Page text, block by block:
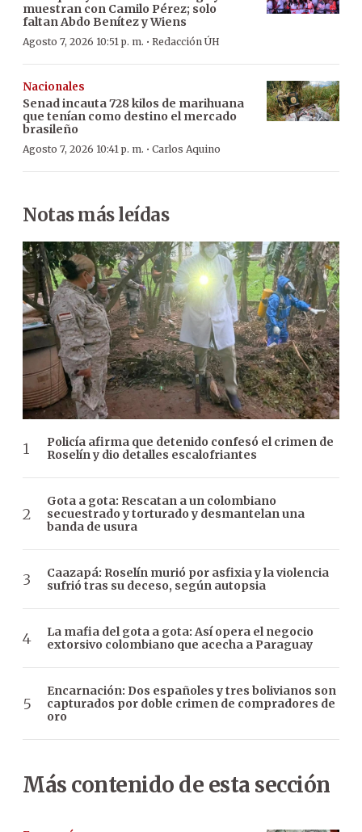
muestran con Camilo Pérez; solo
faltan Abdo Benítez y Wiens
Agosto 7, 2026 10:51 p. m. · Redacción ÚH
Nacionales
Senad incauta 728 kilos de marihuana
que tenían como destino el mercado
brasileño
Agosto 7, 2026 10:41 p. m. · Carlos Aquino
Notas más leídas
Policía afirma que detenido confesó el crimen de
Roselín y dio detalles escalofriantes
Gota a gota: Rescatan a un colombiano
secuestrado y torturado y desmantelan una
banda de usura
Caazapá: Roselín murió por asfixia y la violencia
sufrió tras su deceso, según autopsia
La mafia del gota a gota: Así opera el negocio
extorsivo colombiano que acecha a Paraguay
Encarnación: Dos españoles y tres bolivianos son
capturados por doble crimen de compradores de
oro
Más contenido de esta sección